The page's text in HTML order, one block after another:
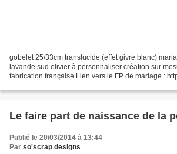
gobelet 25/33cm translucide (effet givré blanc)
lavande sud olivier à personnaliser création sur
fabrication française Lien vers le FP de mariage : https://so-scrap.over-
Le faire part de naissance de la
Publié le 20/03/2014 à 13:44
Par so'scrap designs